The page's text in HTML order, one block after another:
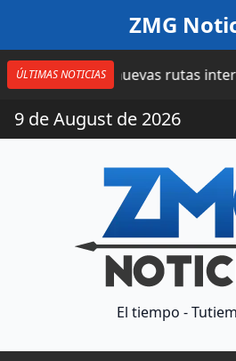
ZMG
ÚLTIMAS NOTICIAS
cuatro nuevas rutas
9 de August de 2026
El tiempo -